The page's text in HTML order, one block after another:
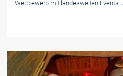
Wettbewerb mit landesweiten Events